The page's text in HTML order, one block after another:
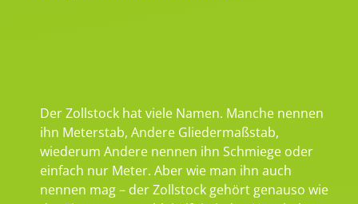
Der Zollstock hat viele Namen. Manche nennen
ihn Meterstab, Andere Gliedermaßstab,
wiederum Andere nennen ihn Schmiege oder
einfach nur Meter. Aber wie man ihn auch
nennen mag – der Zollstock gehört genauso wie